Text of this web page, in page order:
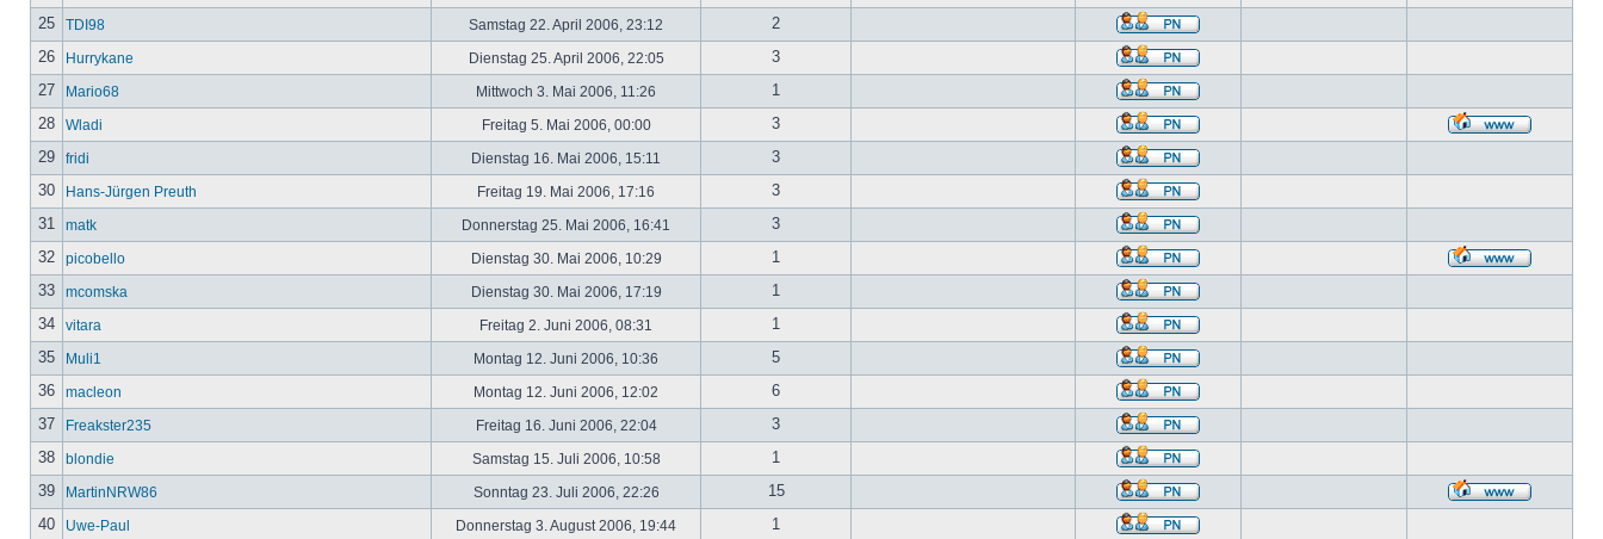
25
TDI98 Samstag 22. April 2006, 23:12
2
26
Hurrykane Dienstag 25. April 2006, 22:05
3
27
Mario68 Mittwoch 3. Mai 2006, 11:26
1
28
Wladi Freitag 5. Mai 2006, 00:00
3
29
fridi Dienstag 16. Mai 2006, 15:11
3
30
Hans-Jürgen Preuth Freitag 19. Mai 2006, 17:16
3
31
matk Donnerstag 25. Mai 2006, 16:41
3
32
picobello Dienstag 30. Mai 2006, 10:29
1
33
mcomska Dienstag 30. Mai 2006, 17:19
1
34
vitara Freitag 2. Juni 2006, 08:31
1
35
Muli1 Montag 12. Juni 2006, 10:36
5
36
macleon Montag 12. Juni 2006, 12:02
6
37
Freakster235 Freitag 16. Juni 2006, 22:04
3
38
blondie Samstag 15. Juli 2006, 10:58
1
39
MartinNRW86 Sonntag 23. Juli 2006, 22:26
15
40
Uwe-Paul Donnerstag 3. August 2006, 19:44 1